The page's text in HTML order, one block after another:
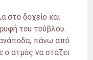
στο δοχείο και
του τούβλου.
πάνω από
ο ατμός να στάζει